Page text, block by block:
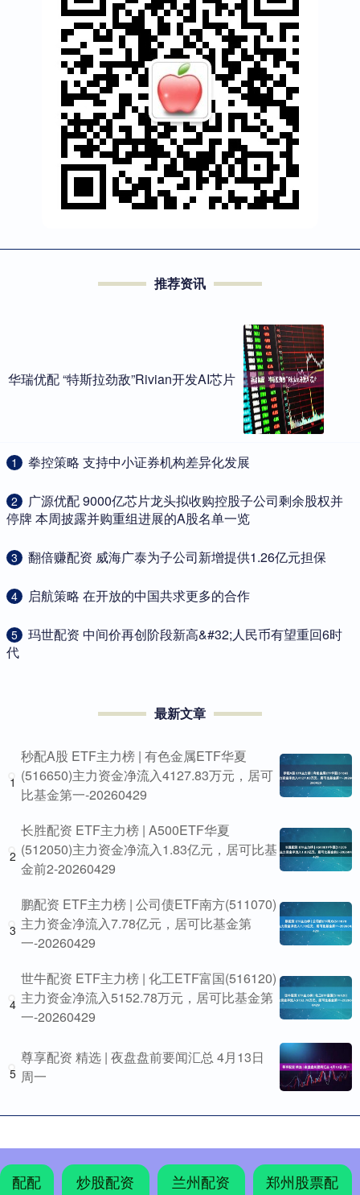
推荐资讯
华瑞优配 “特斯拉劲敌”Rivian开发AI芯片
1 ​拳控策略 支持中小证券机构差异化发展
2
​广源优配 9000亿芯片龙头拟收购控股子公司剩余股权并
停牌 本周披露并购重组进展的A股名单一览
3 ​翻倍赚配资 威海广泰为子公司新增提供1.26亿元担保
4 ​启航策略 在开放的中国共求更多的合作
5
​玛世配资 中间价再创阶段新高&#32;人民币有望重回6时
代
最新文章
1
秒配A股 ETF主力榜 | 有色金属ETF华夏
(516650)主力资金净流入4127.83万元，居可
比基金第一-20260429
2
长胜配资 ETF主力榜 | A500ETF华夏
(512050)主力资金净流入1.83亿元，居可比基
金前2-20260429
3
鹏配资 ETF主力榜 | 公司债ETF南方(511070)
主力资金净流入7.78亿元，居可比基金第
一-20260429
4
世牛配资 ETF主力榜 | 化工ETF富国(516120)
主力资金净流入5152.78万元，居可比基金第
一-20260429
5
尊享配资 精选 | 夜盘盘前要闻汇总 4月13日
周一
配配
炒股配资
兰州配资
郑州股票配